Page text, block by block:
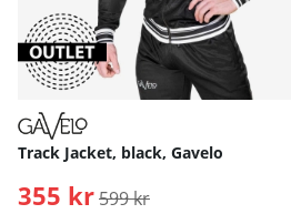
Track Jacket, black, Gavelo
355 kr Ordinarie pris:
599 kr